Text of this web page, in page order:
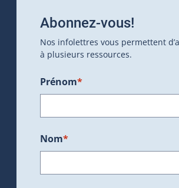
Abonnez-vous!
Nos infolettres vous permettent
à plusieurs ressources.
Prénom*
Nom*